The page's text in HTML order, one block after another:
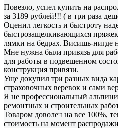
Повезло, успел купить на
за 3189 рублей!!! ( в три раза
Оценил легкость и быстроту
быстрозащелкивающихся
лямки на бедрах. Висишь-нигде
Мне нужна была привязь для
для работы в подвешенном
конструкция привязи.
Уще докупил три разных вида
страховочных веревок и сами
Я не профессиональный
ремонтных и строительных
Товаром доволен на все 100%,
стоимость на момент